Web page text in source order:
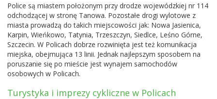
Police są miastem położonym przy drodze wojewódzkiej nr 114
odchodzącej w stronę Tanowa. Pozostałe drogi wylotowe z
miasta prowadzą do takich miejscowości jak: Nowa Jasienica,
Karpin, Wieńkowo, Tatynia, Trzeszczyn, Siedlce, Leśno Górne,
Szczecin. W Policach dobrze rozwinięta jest też komunikacja
miejska, obejmująca 13 linii. Jednak najlepszym sposobem na
poruszanie się po mieście jest wynajem samochodów
osobowych w Policach.
Turystyka i imprezy cykliczne w Policach